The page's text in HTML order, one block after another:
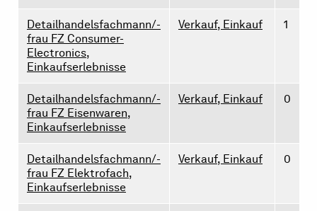
Detailhandelsfachmann/-
frau FZ Consumer-
Electronics,
Einkaufserlebnisse
Verkauf, Einkauf 1
Detailhandelsfachmann/-
frau FZ Eisenwaren,
Einkaufserlebnisse
Verkauf, Einkauf 0
Detailhandelsfachmann/-
frau FZ Elektrofach,
Einkaufserlebnisse
Verkauf, Einkauf 0